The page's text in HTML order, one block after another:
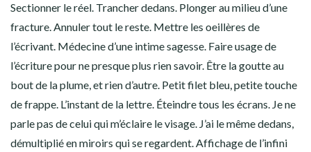
Sectionner le réel. Trancher dedans. Plonger au milieu d’une
fracture. Annuler tout le reste. Mettre les oeillères de
l’écrivant. Médecine d’une intime sagesse. Faire usage de
l’écriture pour ne presque plus rien savoir. Être la goutte au
bout de la plume, et rien d’autre. Petit filet bleu, petite touche
de frappe. L’instant de la lettre. Éteindre tous les écrans. Je ne
parle pas de celui qui m’éclaire le visage. J’ai le même dedans,
démultiplié en miroirs qui se regardent. Affichage de l’infini
YoutubePatreonBluesky